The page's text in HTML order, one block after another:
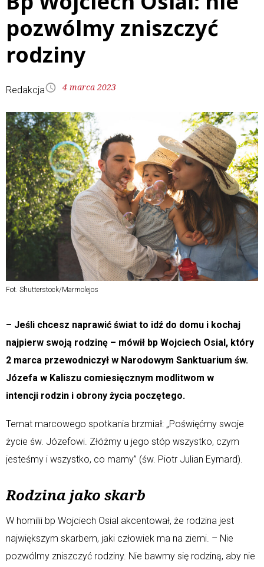
pozwólmy zniszczyć
rodziny
Redakcja 4 marca 2023
Fot. Shutterstock/Marmolejos
– Jeśli chcesz naprawić świat to idź do domu i kochaj
najpierw swoją rodzinę – mówił bp Wojciech Osial, który
2 marca przewodniczył w Narodowym Sanktuarium św.
Józefa w Kaliszu comiesięcznym modlitwom w
intencji rodzin i obrony życia poczętego.
Temat marcowego spotkania brzmiał: „Poświęćmy swoje
życie św. Józefowi. Złóżmy u jego stóp wszystko, czym
jesteśmy i wszystko, co mamy” (św. Piotr Julian Eymard).
Rodzina jako skarb
W homilii bp Wojciech Osial akcentował, że rodzina jest
największym skarbem, jaki człowiek ma na ziemi. – Nie
pozwólmy zniszczyć rodziny. Nie bawmy się rodziną, aby nie